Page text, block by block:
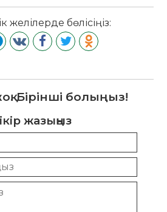
желілерде бөлісіңіз:
Бірінші болыңыз!
жазыңыз